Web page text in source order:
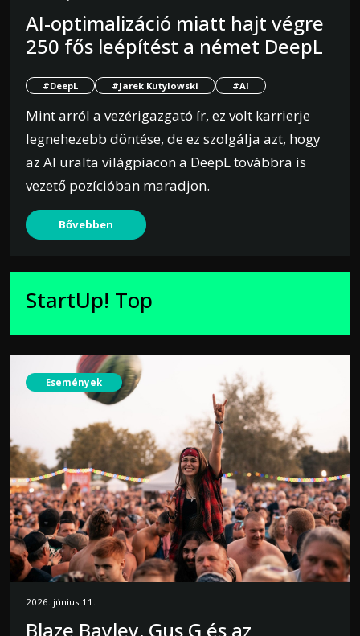
AI-optimalizáció miatt hajt végre
250 fős leépítést a német DeepL
#DeepL #Jarek Kutylowski #AI
Mint arról a vezérigazgató ír, ez volt karrierje
legnehezebb döntése, de ez szolgálja azt, hogy
az AI uralta világpiacon a DeepL továbbra is
vezető pozícióban maradjon.
Bővebben
StartUp! Top
Események
2026. június 11.
Blaze Bayley, Gus G és az